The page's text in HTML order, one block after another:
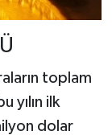
toplam
yılın ilk
dolar